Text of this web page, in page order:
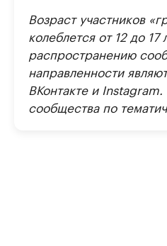
Возраст участников
колеблется от 12 до
распространению
направленности
ВКонтакте и
сообщества по